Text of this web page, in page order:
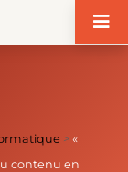
>«
contenu en